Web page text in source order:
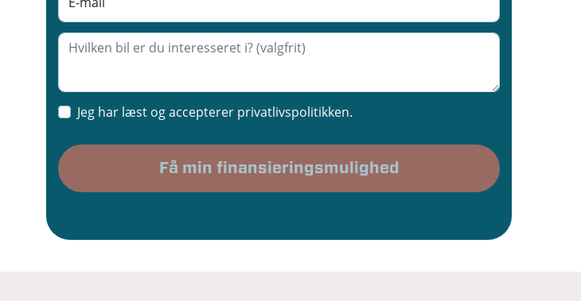
Jeg har læst og accepterer privatlivspolitikken.